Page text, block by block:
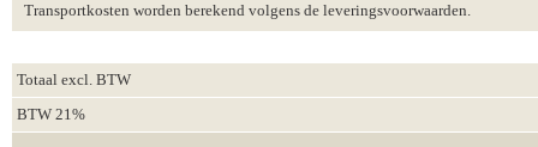
Transportkosten worden berekend volgens de leveringsvoorwaarden.
Totaal excl. BTW
BTW 21%